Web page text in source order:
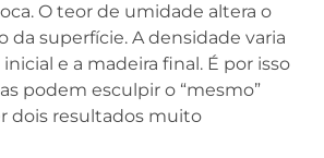
O teor de umidade altera o
superfície. A densidade varia
e a madeira final. É por isso
podem esculpir o “mesmo”
dois resultados muito